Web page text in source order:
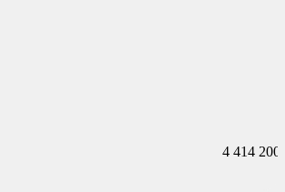
4 414 200